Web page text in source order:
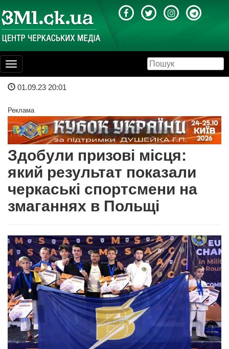
Toggle
navigation
01.09.23 20:01
Реклама
Здобули призові місця:
який результат показали
черкаські спортсмени на
змаганнях в Польщі